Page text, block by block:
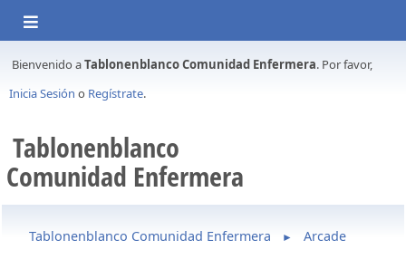
Bienvenido aTablonenblanco Comunidad Enfermera. Por favor,
Inicia Sesión o Regístrate.
Tablonenblanco
Comunidad Enfermera
Tablonenblanco Comunidad Enfermera ► Arcade